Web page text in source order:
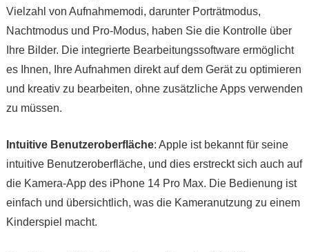
Vielzahl von Aufnahmemodi, darunter Porträtmodus,
Nachtmodus und Pro-Modus, haben Sie die Kontrolle über
Ihre Bilder. Die integrierte Bearbeitungssoftware ermöglicht
es Ihnen, Ihre Aufnahmen direkt auf dem Gerät zu optimieren
und kreativ zu bearbeiten, ohne zusätzliche Apps verwenden
zu müssen.
Intuitive Benutzeroberfläche: Apple ist bekannt für seine
intuitive Benutzeroberfläche, und dies erstreckt sich auch auf
die Kamera-App des iPhone 14 Pro Max. Die Bedienung ist
einfach und übersichtlich, was die Kameranutzung zu einem
Kinderspiel macht.